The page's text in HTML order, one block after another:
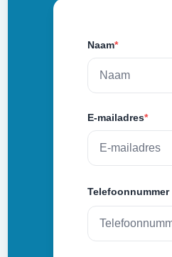
Naam*
E-mailadres*
Telefoonnummer